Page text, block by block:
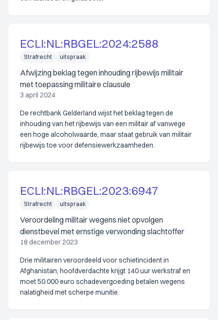
ECLI:NL:RBGEL:2024:2588
Strafrecht uitspraak
Afwijzing beklag tegen inhouding rijbewijs militair
met toepassing militaire clausule
3 april 2024
De rechtbank Gelderland wijst het beklag tegen de
inhouding van het rijbewijs van een militair af vanwege
een hoge alcoholwaarde, maar staat gebruik van militair
rijbewijs toe voor defensiewerkzaamheden.
ECLI:NL:RBGEL:2023:6947
Strafrecht uitspraak
Veroordeling militair wegens niet opvolgen
dienstbevel met ernstige verwonding slachtoffer
18 december 2023
Drie militairen veroordeeld voor schietincident in
Afghanistan; hoofdverdachte krijgt 140 uur werkstraf en
moet 50.000 euro schadevergoeding betalen wegens
nalatigheid met scherpe munitie.